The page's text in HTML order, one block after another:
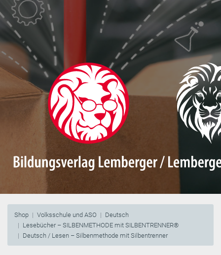
Shop Volksschule und ASO
Deutsch
Lesebücher – SILBENMETHODE mit SILBENTRENNER®
Deutsch / Lesen – Silbenmethode mit Silbentrenner